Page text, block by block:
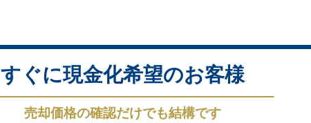
すぐに現金化希望のお客様
売却価格の確認だけでも結構です